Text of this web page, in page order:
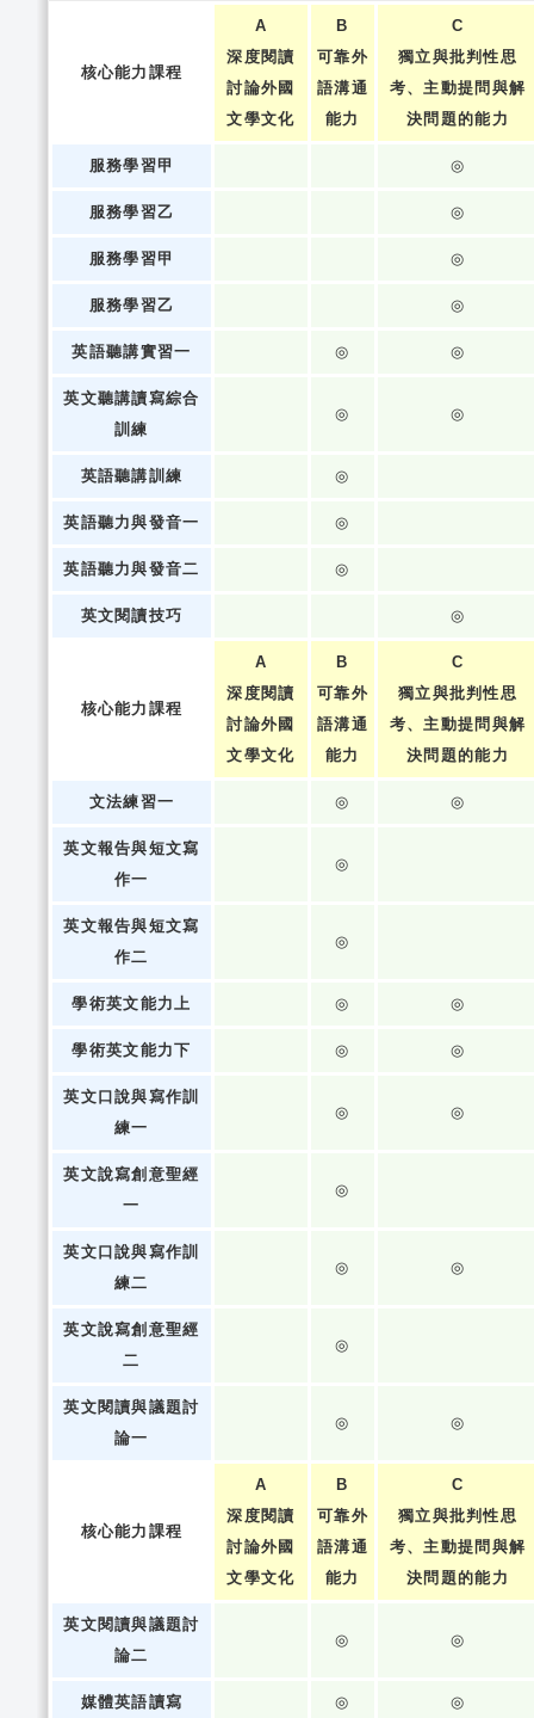
核心能力課程
A
深度閱讀
討論外國
文學文化
B
可靠外
語溝通
能力
C
獨立與批判性思
考、主動提問與解
決問題的能力
服務學習甲 ◎
服務學習乙 ◎
服務學習甲 ◎
服務學習乙 ◎
英語聽講實習一 ◎ ◎
英文聽講讀寫綜合
訓練
◎ ◎
英語聽講訓練 ◎
英語聽力與發音一 ◎
英語聽力與發音二 ◎
英文閱讀技巧 ◎
核心能力課程
A
深度閱讀
討論外國
文學文化
B
可靠外
語溝通
能力
C
獨立與批判性思
考、主動提問與解
決問題的能力
文法練習一 ◎ ◎
英文報告與短文寫
作一
◎
英文報告與短文寫
作二
◎
學術英文能力上 ◎ ◎
學術英文能力下 ◎ ◎
英文口說與寫作訓
練一
◎ ◎
英文說寫創意聖經
一
◎
英文口說與寫作訓
練二
◎ ◎
英文說寫創意聖經
二
◎
英文閱讀與議題討
論一
◎ ◎
核心能力課程
A
深度閱讀
討論外國
文學文化
B
可靠外
語溝通
能力
C
獨立與批判性思
考、主動提問與解
決問題的能力
英文閱讀與議題討
論二
◎ ◎
媒體英語讀寫 ◎ ◎